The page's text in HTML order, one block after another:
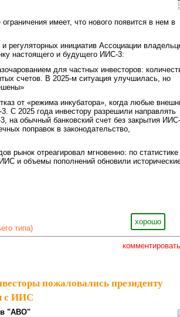
ограничения имеет, что нового появится в нем в
регуляторных инициатив Ассоциации
настоящего и будущего ИИС-3:
для частных инвесторов:
счетов. В 2025-м ситуация улучшилась, но
от «режима инкубатора», когда любые
С 2025 года инвестору разрешили направлять
обычный банковский счет без закрытия
поправок в законодательство,
рынок отреагировал мгновенно: по статистике
и объемы пополнений обновили
хорошо
типа)
комментировать
пожаловались президенту
с ИИС
"АВО"